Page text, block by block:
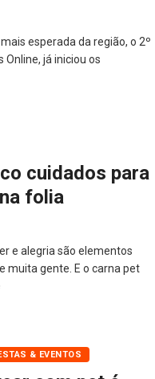
esperada da região, o 2º
Online, já iniciou os
cuidados para
folia
e alegria são elementos
muita gente. E o carna pet
& EVENTOS